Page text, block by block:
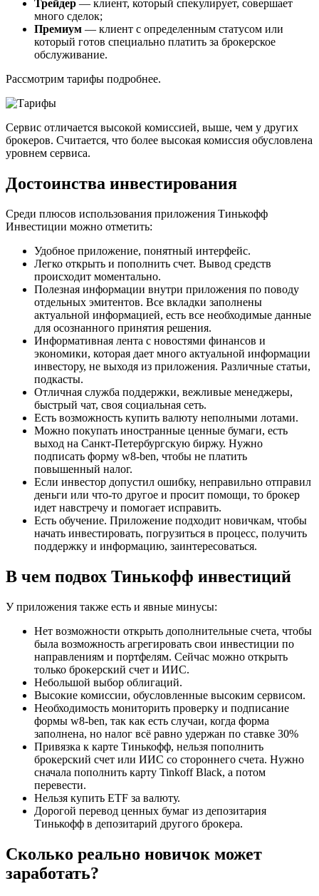
Трейдер — клиент, который спекулирует, совершает
много сделок;
Премиум — клиент с определенным статусом или
который готов специально платить за брокерское
обслуживание.
Рассмотрим тарифы подробнее.
Сервис отличается высокой комиссией, выше, чем у других
брокеров. Считается, что более высокая комиссия обусловлена
уровнем сервиса.
Достоинства инвестирования
Среди плюсов использования приложения Тинькофф
Инвестиции можно отметить:
Удобное приложение, понятный интерфейс.
Легко открыть и пополнить счет. Вывод средств
происходит моментально.
Полезная информации внутри приложения по поводу
отдельных эмитентов. Все вкладки заполнены
актуальной информацией, есть все необходимые данные
для осознанного принятия решения.
Информативная лента с новостями финансов и
экономики, которая дает много актуальной информации
инвестору, не выходя из приложения. Различные статьи,
подкасты.
Отличная служба поддержки, вежливые менеджеры,
быстрый чат, своя социальная сеть.
Есть возможность купить валюту неполными лотами.
Можно покупать иностранные ценные бумаги, есть
выход на Санкт-Петербургскую биржу. Нужно
подписать форму w8-ben, чтобы не платить
повышенный налог.
Если инвестор допустил ошибку, неправильно отправил
деньги или что-то другое и просит помощи, то брокер
идет навстречу и помогает исправить.
Есть обучение. Приложение подходит новичкам, чтобы
начать инвестировать, погрузиться в процесс, получить
поддержку и информацию, заинтересоваться.
В чем подвох Тинькофф инвестиций
У приложения также есть и явные минусы:
Нет возможности открыть дополнительные счета, чтобы
была возможность агрегировать свои инвестиции по
направлениям и портфелям. Сейчас можно открыть
только брокерский счет и ИИС.
Небольшой выбор облигаций.
Высокие комиссии, обусловленные высоким сервисом.
Необходимость мониторить проверку и подписание
формы w8-ben, так как есть случаи, когда форма
заполнена, но налог всё равно удержан по ставке 30%
Привязка к карте Тинькофф, нельзя пополнить
брокерский счет или ИИС со стороннего счета. Нужно
сначала пополнить карту Tinkoff Black, а потом
перевести.
Нельзя купить ETF за валюту.
Дорогой перевод ценных бумаг из депозитария
Тинькофф в депозитарий другого брокера.
Сколько реально новичок может
заработать?